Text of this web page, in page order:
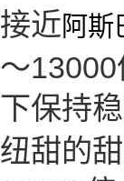
接近阿斯
～
下保持稳
纽甜的